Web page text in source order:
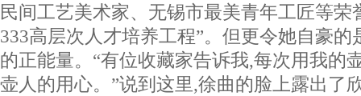
民间工艺美术家、无锡市最美青年工匠等荣
333高层次人才培养工程”。但更令她自豪
的正能量。“有位收藏家告诉我,每次用我的
壶人的用心。”说到这里,徐曲的脸上露出了